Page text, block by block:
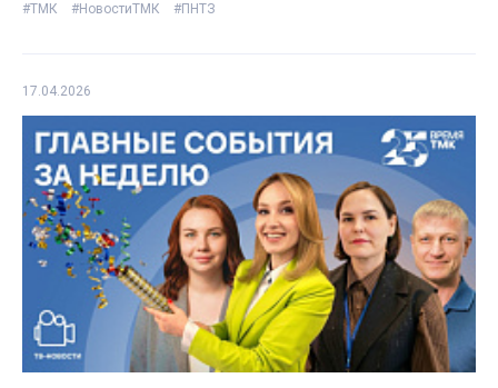
#ТМК #НовостиТМК #ПНТЗ
17.04.2026